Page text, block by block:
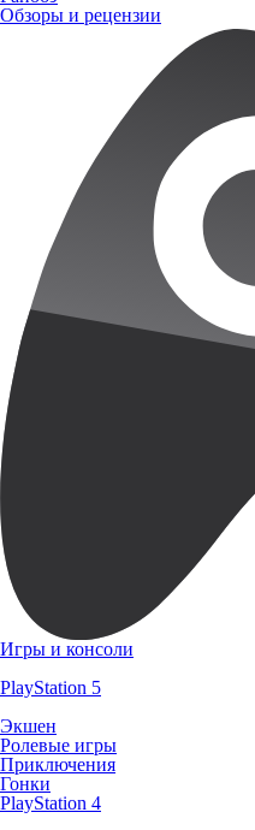
Обзоры и рецензии
Игры и консоли
PlayStation 5
Экшен
Ролевые игры
Приключения
Гонки
PlayStation 4